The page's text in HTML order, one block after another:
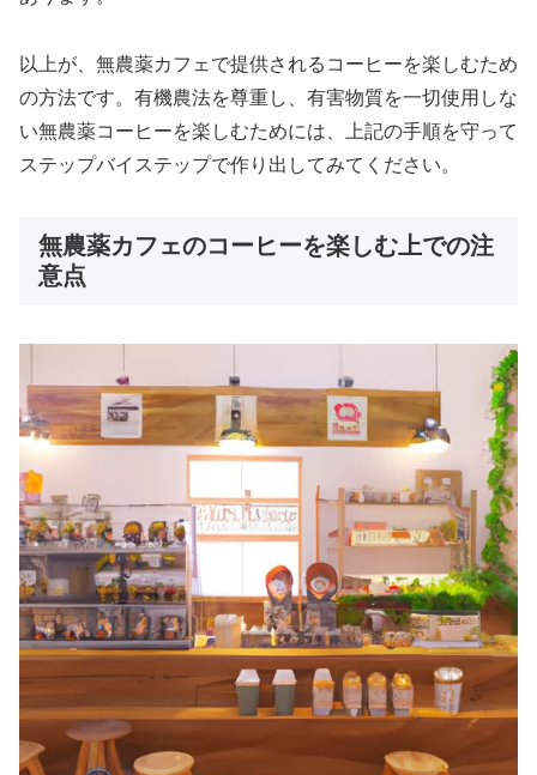
以上が、無農薬カフェで提供されるコーヒーを楽しむため
の方法です。有機農法を尊重し、有害物質を一切使用しな
い無農薬コーヒーを楽しむためには、上記の手順を守って
ステップバイステップで作り出してみてください。
無農薬カフェのコーヒーを楽しむ上での注
意点